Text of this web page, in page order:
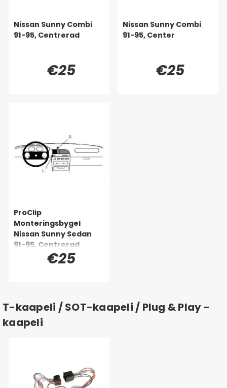
Nissan Sunny Combi
91-95, Centrerad
€25
Nissan Sunny Combi
91-95, Center
€25
ProClip
Monteringsbygel
Nissan Sunny Sedan
91-95, Centrerad
€25
T-kaapeli / SOT-kaapeli / Plug & Play -
kaapeli